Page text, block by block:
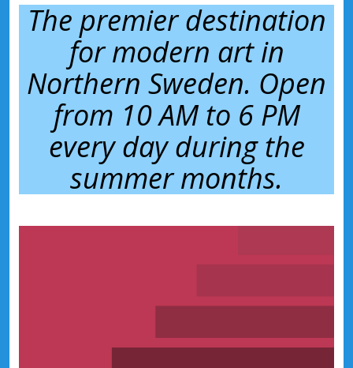
The premier destination
for modern art in
Northern Sweden. Open
from 10 AM to 6 PM
every day during the
summer months.